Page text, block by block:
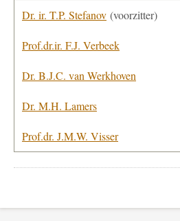
Dr. ir. T.P. Stefanov (voorzitter)
Prof.dr.ir. F.J. Verbeek
Dr. B.J.C. van Werkhoven
Dr. M.H. Lamers
Prof.dr. J.M.W. Visser